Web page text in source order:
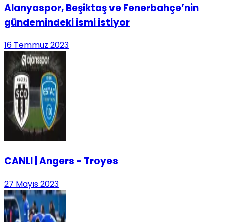
Alanyaspor, Beşiktaş ve Fenerbahçe’nin
gündemindeki ismi istiyor
16 Temmuz 2023
CANLI | Angers - Troyes
27 Mayıs 2023